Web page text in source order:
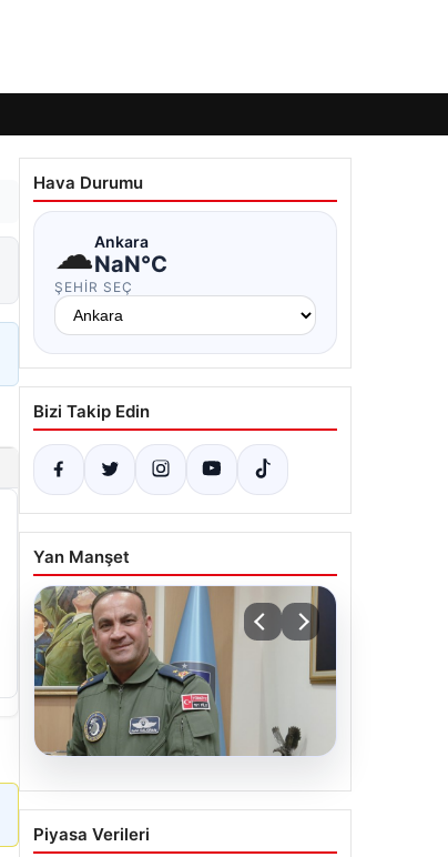
Hava Durumu
☁Ankara
NaN°C
ŞEHIR SEÇ
Bizi Takip Edin
Yan Manşet
05.08.2026
Rafet Dalkıran kimdir?
Yeni Hava Kuvvetleri
Piyasa Verileri